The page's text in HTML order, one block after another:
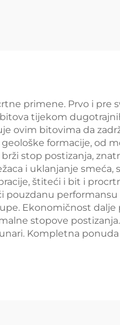
primene. Prvo i pre
tijekom
ovim bitovima da
formacije, od
stop postizanja,
i uklanjanje smeća,
štiteći i bit i
pouzdanu
Ekonomičnost dalje
stopove
Kompletna ponuda